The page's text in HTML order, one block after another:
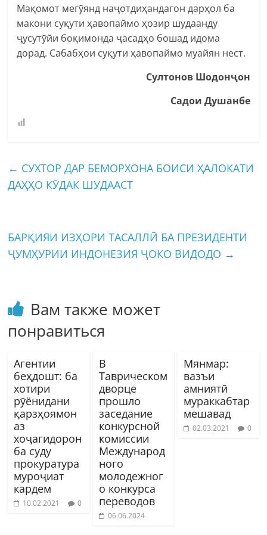
Мақомот мегӯянд наҷотдиҳандагон дарҳол ба
макони суқути ҳавопаймо ҳозир шудаанду
ҷусутӯйи боқимонда ҷасадҳо бошад идома
дорад. Сабабҳои суқути ҳавопаймо муайян нест.
Султонов Шодонҷон
Садои Душанбе
← СУХТОР ДАР БЕМОРХОНА БОИСИ ҲАЛОКАТИ
ДАҲҲО КӮДАК ШУДААСТ
БАРҚИЯИ ИЗҲОРИ ТАСАЛЛӢ БА ПРЕЗИДЕНТИ
ҶУМҲУРИИ ИНДОНЕЗИЯ ҶОКО ВИДОДО →
Вам также может
понравиться
Агентии
беҳдошт: ба
хотири
рӯёнидани
қарзҳоямон
аз
хоҷагидорон
ба суду
прокуратура
муроҷиат
кардем
10.02.2021 0
В
Таврическом
дворце
прошло
заседание
конкурсной
комиссии
Международ
ного
молодежног
о конкурса
переводов
06.06.2024
Мянмар:
вазъи
амниятӣ
мураккабтар
мешавад
02.03.2021 0